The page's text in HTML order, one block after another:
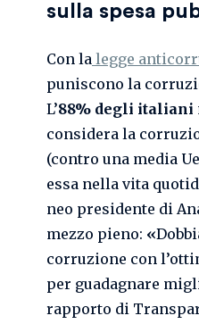
sulla spesa
Con la legge
puniscono la
L’88% degli italiani
considera la
(contro una media
essa nella vita
neo presidente di
mezzo pieno: «
corruzione con
per guadagnare
rapporto di